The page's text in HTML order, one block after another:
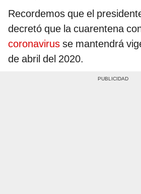
Recordemos que el
decretó que la cuarentena
coronavirus se mantendrá
de abril del 2020.